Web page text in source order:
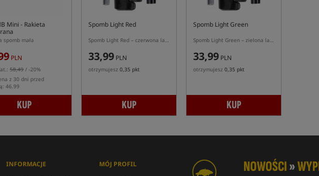
Mini - Rakieta
spomb mała
PLN
58,49 / -20%
z 30 dni przed
46.99
KUP
Spomb Light Red
Spomb Light Red – czerwona lampka do nocnego nęcenia rakietą zanętową Spomb
33,99 PLN
otrzymujesz 0,35 pkt
KUP
Spomb Light Green
Spomb Light Green – zielona lampka do nocnego nęcenia rakietą zanętową
33,99 PLN
otrzymujesz 0,35 pkt
KUP
NOWOŚCI»
INFORMACJE
MÓJ PROFIL